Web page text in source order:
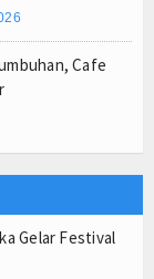
Cafe
Gelar Festival